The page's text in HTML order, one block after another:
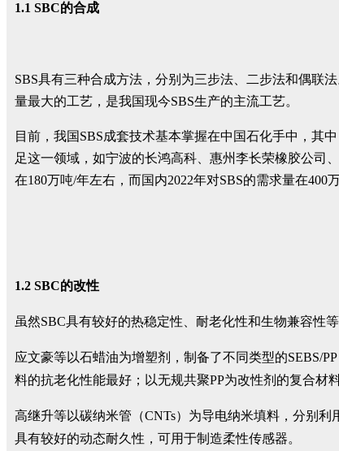
1.1 SBC的合成
SBS具有三种合成方法，分别为三步法、二步法和偶联
量最大的工艺，是我国现今SBS生产的主流工艺。
目前，我国SBS成套技术基本掌握在中国石化手中，其
足这一领域，如宁波的长鸿高科、惠州李长荣橡胶公司
在180万吨/年左右，而国内2022年对SBS的需求量在
1.2 SBC的改性
虽然SBC具有较好的热稳定性、耐老化性和生物兼容性
应文豪等以石蜡油为增塑剂，制备了不同类型的SEBS/
料的抗老化性能最好；以无规共聚PP为改性剂的复合材
高继升等以碳纳米管（CNTs）为导电纳米填料，分别
具有较好的动态耐久性，可用于制造柔性传感器。